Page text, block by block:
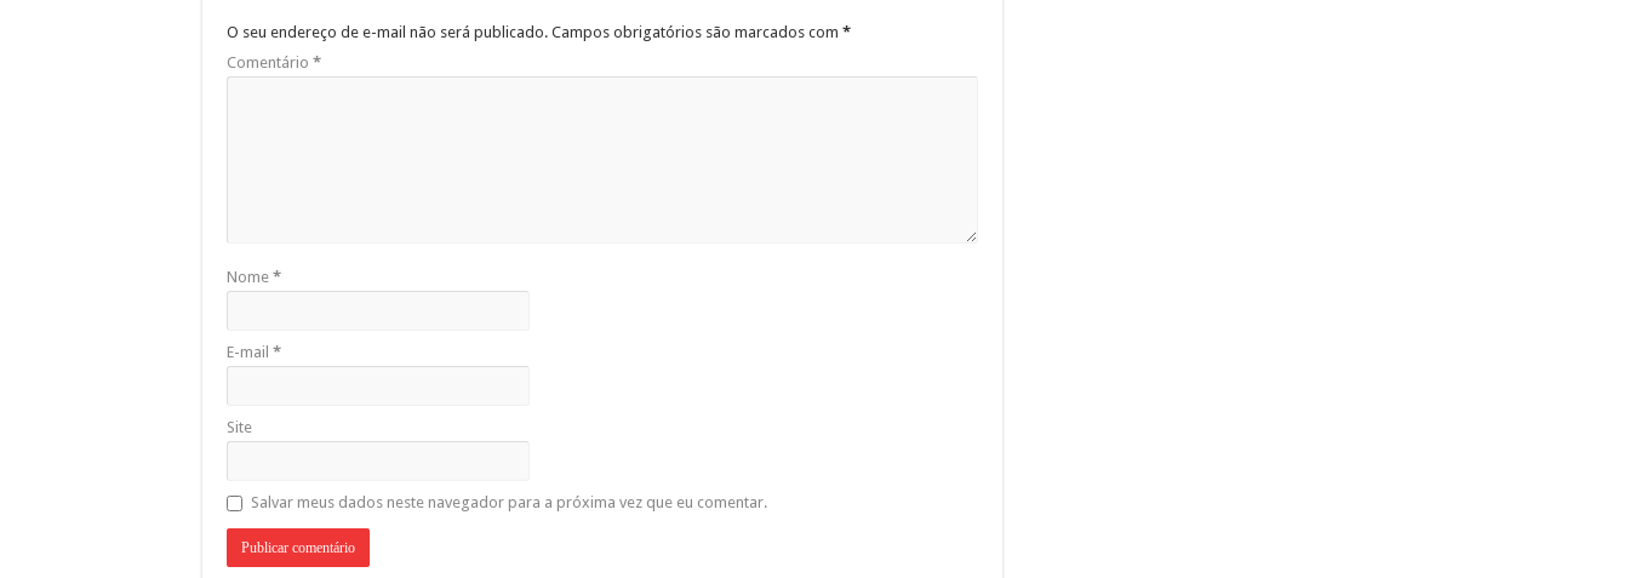
O seu endereço de e-mail não será publicado. Campos obrigatórios são marcados com *
Comentário *
Nome *
E-mail *
Site
Salvar meus dados neste navegador para a próxima vez que eu comentar.